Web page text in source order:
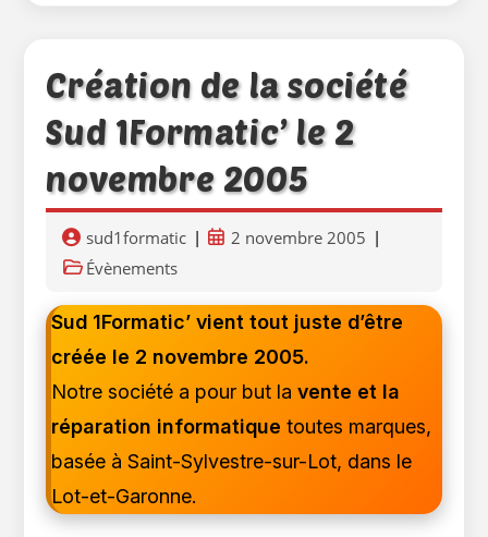
Annoncée
(2005)
Création de la société
Sud 1Formatic’ le 2
novembre 2005
Auteur/autrice
de
la
publication :
sud1formatic
Publication
2 novembre 2005
PostÉvènements
Sud 1Formatic’ vient tout juste d’être
créée le 2 novembre 2005.
Notre société a pour but lavente et la
réparation informatique toutes marques,
basée à Saint-Sylvestre-sur-Lot, dans le
Lot-et-Garonne.